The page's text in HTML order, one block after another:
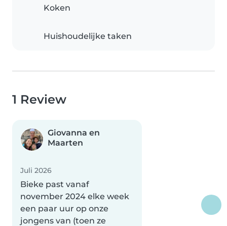
Koken
Huishoudelijke taken
1 Review
Giovanna en
Maarten
Juli 2026
Bieke past vanaf
november 2024 elke week
een paar uur op onze
jongens van (toen ze